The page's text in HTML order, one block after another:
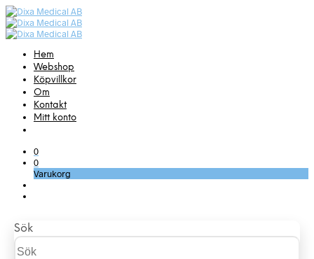
Hem
Webshop
Köpvillkor
Om
Kontakt
Mitt konto
0
0
Varukorg
Sök